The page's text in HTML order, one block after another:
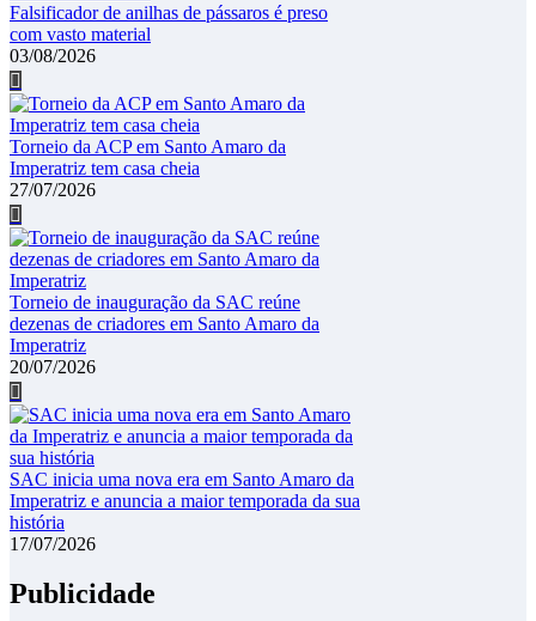
Falsificador de anilhas de pássaros é preso
com vasto material
03/08/2026
Torneio da ACP em Santo Amaro da
Imperatriz tem casa cheia
27/07/2026
Torneio de inauguração da SAC reúne
dezenas de criadores em Santo Amaro da
Imperatriz
20/07/2026
SAC inicia uma nova era em Santo Amaro da
Imperatriz e anuncia a maior temporada da sua
história
17/07/2026
Publicidade